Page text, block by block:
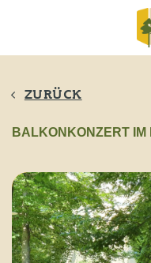
ZURÜCK
BALKONKONZERT